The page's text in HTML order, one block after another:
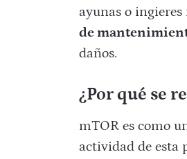
ayunas o
de
daños.
¿Por qué se
mTOR es como
actividad de esta